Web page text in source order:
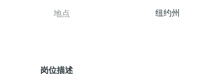
地点 纽约州
岗位描述